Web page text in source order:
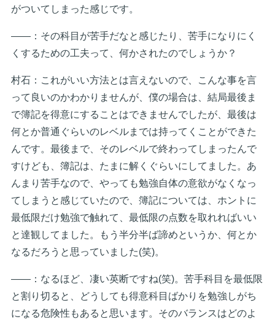
がついてしまった感じです。
――：その科目が苦手だなと感じたり、苦手になりにく
くするための工夫って、何かされたのでしょうか？
村石：これがいい方法とは言えないので、こんな事を言
って良いのかわかりませんが、僕の場合は、結局最後ま
で簿記を得意にすることはできませんでしたが、最後は
何とか普通ぐらいのレベルまでは持ってくことができた
んです。最後まで、そのレベルで終わってしまったんで
すけども、簿記は、たまに解くぐらいにしてました。あ
んまり苦手なので、やっても勉強自体の意欲がなくなっ
てしまうと感じていたので、簿記については、ホントに
最低限だけ勉強で触れて、最低限の点数を取れればいい
と達観してました。もう半分半ば諦めというか、何とか
なるだろうと思っていました(笑)。
――：なるほど、凄い英断ですね(笑)。苦手科目を最低限
と割り切ると、どうしても得意科目ばかりを勉強しがち
になる危険性もあると思います。そのバランスはどのよ